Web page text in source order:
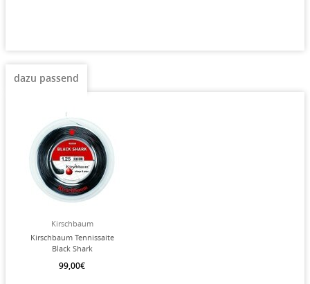
dazu passend
Kirschbaum
Kirschbaum Tennissaite
Black Shark
schwarz 200m Rolle
99,00€